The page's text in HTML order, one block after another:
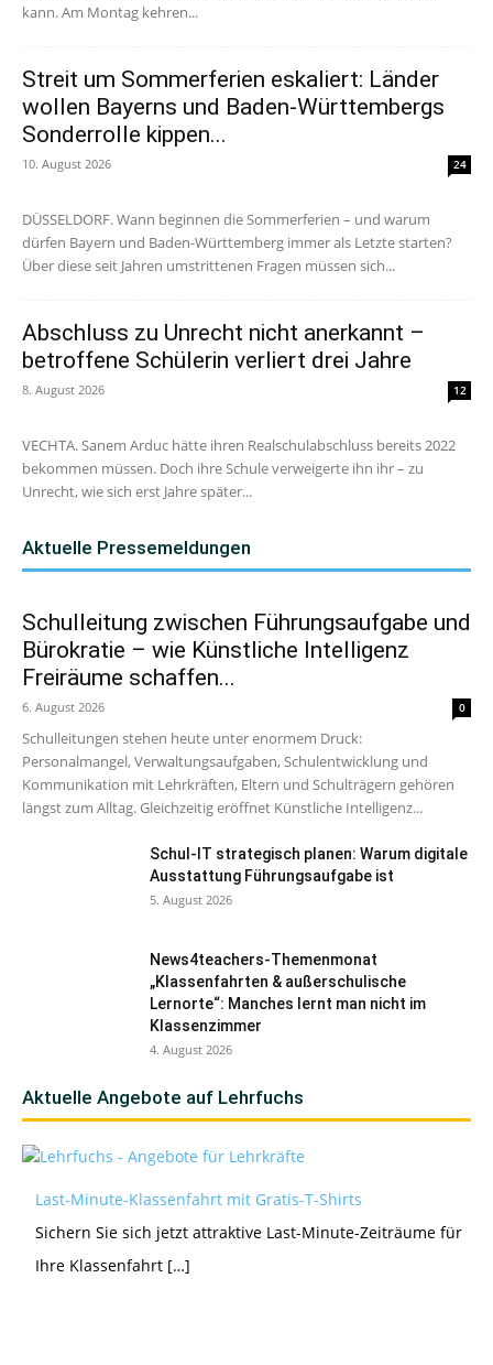
kann. Am Montag kehren...
Streit um Sommerferien eskaliert: Länder
wollen Bayerns und Baden-Württembergs
Sonderrolle kippen...
10. August 2026 24
DÜSSELDORF. Wann beginnen die Sommerferien – und warum
dürfen Bayern und Baden-Württemberg immer als Letzte starten?
Über diese seit Jahren umstrittenen Fragen müssen sich...
Abschluss zu Unrecht nicht anerkannt –
betroffene Schülerin verliert drei Jahre
8. August 2026 12
VECHTA. Sanem Arduc hätte ihren Realschulabschluss bereits 2022
bekommen müssen. Doch ihre Schule verweigerte ihn ihr – zu
Unrecht, wie sich erst Jahre später...
Aktuelle Pressemeldungen
Schulleitung zwischen Führungsaufgabe und
Bürokratie – wie Künstliche Intelligenz
Freiräume schaffen...
6. August 2026 0
Schulleitungen stehen heute unter enormem Druck:
Personalmangel, Verwaltungsaufgaben, Schulentwicklung und
Kommunikation mit Lehrkräften, Eltern und Schulträgern gehören
längst zum Alltag. Gleichzeitig eröffnet Künstliche Intelligenz...
Schul-IT strategisch planen: Warum digitale
Ausstattung Führungsaufgabe ist
5. August 2026
News4teachers-Themenmonat
„Klassenfahrten & außerschulische
Lernorte“: Manches lernt man nicht im
Klassenzimmer
4. August 2026
Aktuelle Angebote auf Lehrfuchs
Last-Minute-Klassenfahrt mit Gratis-T-Shirts
Sichern Sie sich jetzt attraktive Last-Minute-Zeiträume für
Ihre Klassenfahrt […]